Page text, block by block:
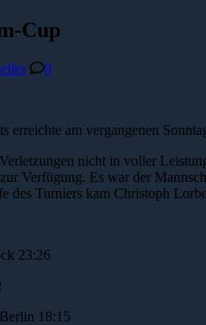
Cup
0
erreichte am vergangenen
nicht in voller
Verfügung. Es war der
des Turniers kam Christoph
23:26
18:15